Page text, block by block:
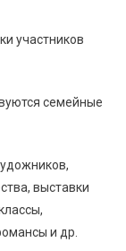
участников
семейные
выставки
и др.